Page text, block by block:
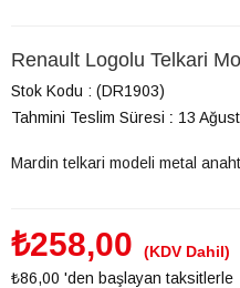
Renault Logolu Telkari
Stok Kodu
(DR1903)
Tahmini Teslim Süresi : 13
Mardin telkari modeli metal
₺258,00
(KDV Dahil)
₺86,00 'den başlayan taksitlerle